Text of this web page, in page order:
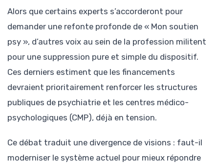
Alors que certains experts s’accorderont pour
demander une refonte profonde de « Mon soutien
psy », d’autres voix au sein de la profession militent
pour une suppression pure et simple du dispositif.
Ces derniers estiment que les financements
devraient prioritairement renforcer les structures
publiques de psychiatrie et les centres médico-
psychologiques (CMP), déjà en tension.
Ce débat traduit une divergence de visions : faut-il
moderniser le système actuel pour mieux répondre